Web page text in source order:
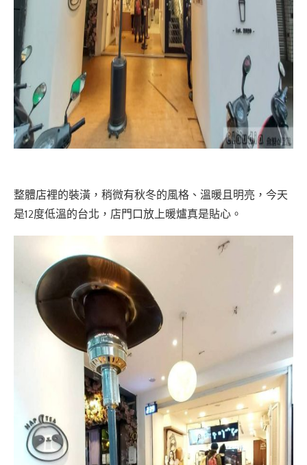
整體店裡的裝潢，稍微有秋冬的風格、溫暖且明亮，今天
是12度低溫的台北，店門口放上暖爐真是貼心。